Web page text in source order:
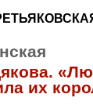
их